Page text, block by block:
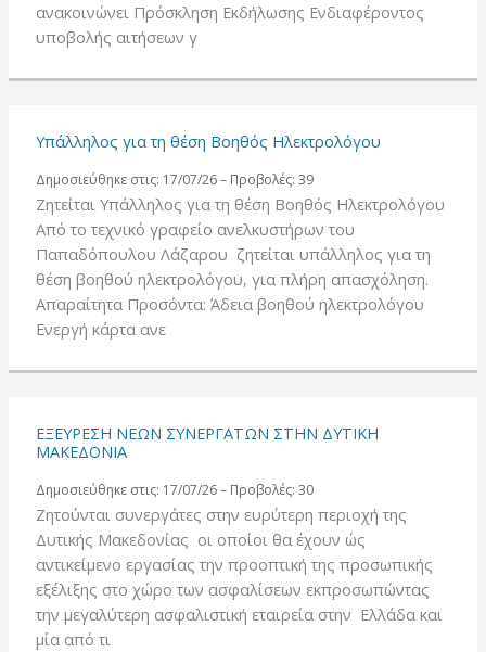
ανακοινώνει Πρόσκληση Εκδήλωσης Ενδιαφέροντος
υποβολής αιτήσεων γ
Υπάλληλος για τη θέση Βοηθός Ηλεκτρολόγου
Δημοσιεύθηκε στις: 17/07/26 – Προβολές: 39
Ζητείται Υπάλληλος για τη θέση Βοηθός Ηλεκτρολόγου
Από το τεχνικό γραφείο ανελκυστήρων του
Παπαδόπουλου Λάζαρου ζητείται υπάλληλος για τη
θέση βοηθού ηλεκτρολόγου, για πλήρη απασχόληση.
Απαραίτητα Προσόντα: Άδεια βοηθού ηλεκτρολόγου
Ενεργή κάρτα ανε
ΕΞΕΥΡΕΣΗ ΝΕΩΝ ΣΥΝΕΡΓΑΤΩΝ ΣΤΗΝ ΔΥΤΙΚΗ
ΜΑΚΕΔΟΝΙΑ
Δημοσιεύθηκε στις: 17/07/26 – Προβολές: 30
Ζητούνται συνεργάτες στην ευρύτερη περιοχή της
Δυτικής Μακεδονίας οι οποίοι θα έχουν ώς
αντικείμενο εργασίας την προοπτική της προσωπικής
εξέλιξης στο χώρο των ασφαλίσεων εκπροσωπώντας
την μεγαλύτερη ασφαλιστική εταιρεία στην Ελλάδα και
μία από τι